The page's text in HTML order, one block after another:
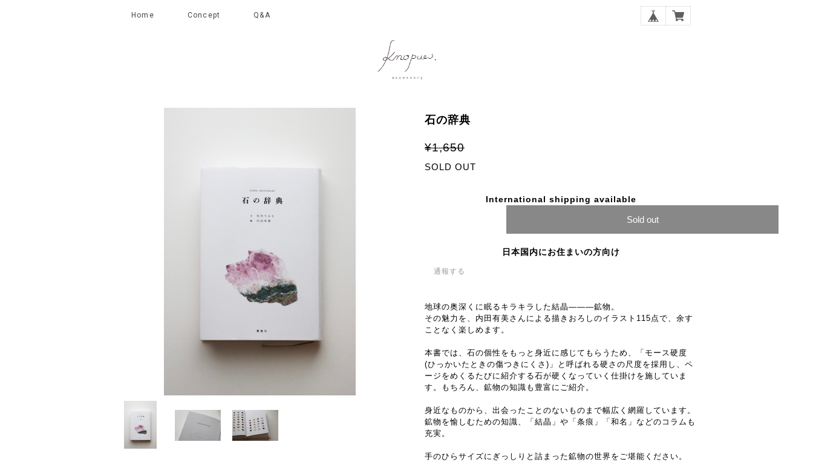
Home Concept Q&A
石の辞典
¥1,650
SOLD OUT
International shipping available
Sold out
日本国内にお住まいの方向け
通報する
地球の奥深くに眠るキラキラした結晶―――鉱物。
その魅力を、内田有美さんによる描きおろしのイラスト115点で、余す
ことなく楽しめます。
本書では、石の個性をもっと身近に感じてもらうため、「モース硬度
(ひっかいたときの傷つきにくさ)」と呼ばれる硬さの尺度を採用し、ペ
ージをめくるたびに紹介する石が硬くなっていく仕掛けを施していま
す。もちろん、鉱物の知識も豊富にご紹介。
身近なものから、出会ったことのないものまで幅広く網羅しています。
鉱物を愉しむための知識、「結晶」や「条痕」「和名」などのコラムも
充実。
手のひらサイズにぎっしりと詰まった鉱物の世界をご堪能ください。